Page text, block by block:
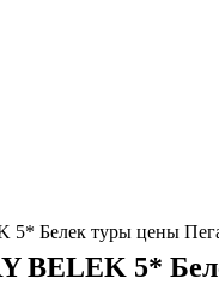
Белек туры цены
BELEK 5*